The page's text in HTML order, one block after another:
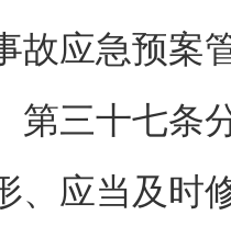
故应急预案
第三十七条
、应当及时